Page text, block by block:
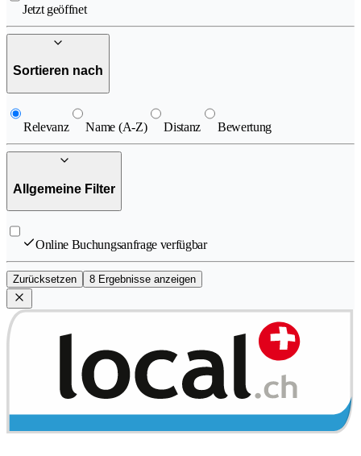
Jetzt geöffnet
Sortieren nach
Relevanz Name (A-Z) Distanz Bewertung
Allgemeine Filter
Online Buchungsanfrage verfügbar
Zurücksetzen 8 Ergebnisse anzeigen